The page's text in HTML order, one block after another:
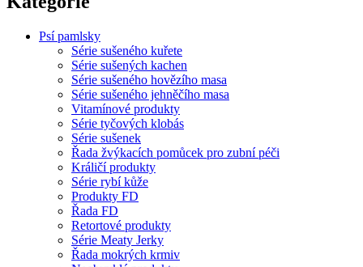
Psí pamlsky
Série sušeného kuřete
Série sušených kachen
Série sušeného hovězího masa
Série sušeného jehněčího masa
Vitamínové produkty
Série tyčových klobás
Série sušenek
Řada žvýkacích pomůcek pro zubní péči
Králičí produkty
Série rybí kůže
Produkty FD
Řada FD
Retortové produkty
Série Meaty Jerky
Řada mokrých krmiv